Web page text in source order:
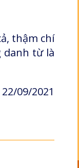
thậm chí
danh từ là
09/2021